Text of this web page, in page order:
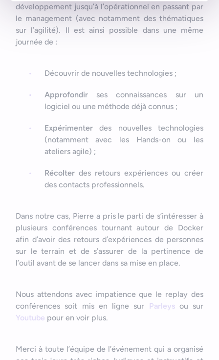
développement jusqu’à l’opérationnel en passant par
le management (avec notamment des thématiques
sur l’agilité). Il est ainsi possible dans une même
journée de :
Découvrir de nouvelles technologies ;
Approfondirses connaissances sur un
logiciel ou une méthode déjà connus ;
Expérimenterdes nouvelles technologies
(notamment avec les Hands-on ou les
ateliers agile) ;
Récolterdes retours expériences ou créer
des contacts professionnels.
Dans notre cas, Pierre a pris le parti de s’intéresser à
plusieurs conférences tournant autour de Docker
afin d’avoir des retours d’expériences de personnes
sur le terrain et de s’assurer de la pertinence de
l’outil avant de se lancer dans sa mise en place.
Nous attendons avec impatience que le replay des
conférences soit mis en ligne sur
Parleysou sur
Youtube pour en voir plus.
Merci à toute l’équipe de l’événement qui a organisé